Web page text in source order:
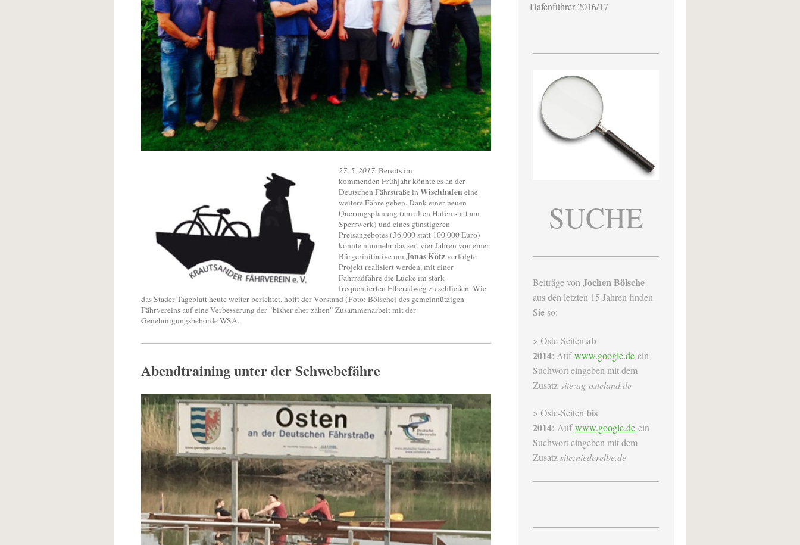
27. 5. 2017. Bereits im
kommenden Frühjahr könnte es an der
Deutschen Fährstraße in Wischhafen eine
weitere Fähre geben. Dank einer neuen
Querungsplanung (am alten Hafen statt am
Sperrwerk) und eines günstigeren
Preisangebotes (36.000 statt 100.000 Euro)
könnte nunmehr das seit vier Jahren von einer
Bürgerinitiative um Jonas Kötzverfolgte
Projekt realisiert werden, mit einer
Fahrradfähre die Lücke im stark
frequentierten Elberadweg zu schließen. Wie
das Stader Tageblatt heute weiter berichtet, hofft der Vorstand (Foto: Bölsche) des gemeinnützigen
Fährvereins auf eine Verbesserung der "bisher eher zähen" Zusammenarbeit mit der
Genehmigungsbehörde WSA.
Abendtraining unter der Schwebefähre
Hafenführer 2016/17
SUCHE
Beiträge von Jochen Bölsche
aus den letzten 15 Jahren finden
Sie so:
> Oste-Seitenab
2014: Aufwww.google.deein
Suchwort eingeben mit dem
Zusatz site:ag-osteland.de
> Oste-Seitenbis
2014: Aufwww.google.deein
Suchwort eingeben mit dem
Zusatzsite:niederelbe.de